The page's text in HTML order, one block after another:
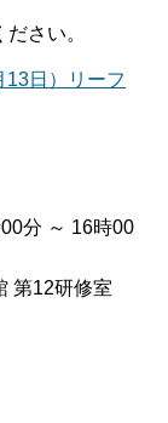
さい。
日）リーフ
分 ～ 16時00
第12研修室